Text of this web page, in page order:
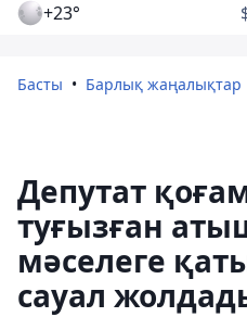
+23°
Басты Барлық жаңалықтар
Депутат
туғызған
мәселеге
сауал